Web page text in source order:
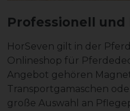
Professionell
HorSeven gilt in der
Onlineshop für
Angebot gehören
Transportgamaschen
große Auswahl an